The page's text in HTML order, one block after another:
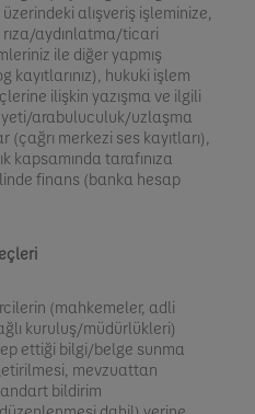
alışveriş işleminize,
rıza/aydınlatma/ticari
ile diğer yapmış
kayıtlarınız), hukuki işlem
ilişkin yazışma ve ilgili
arabuluculuk/uzlaşma
(çağrı merkezi ses kayıtları),
kapsamında tarafınıza
finans (banka hesap
(mahkemeler, adli
kuruluş/müdürlükleri)
ettiği bilgi/belge sunma
mevzuattan
bildirim